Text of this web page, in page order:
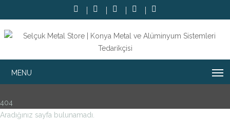
404
Aradığınız sayfa bulunamadı.